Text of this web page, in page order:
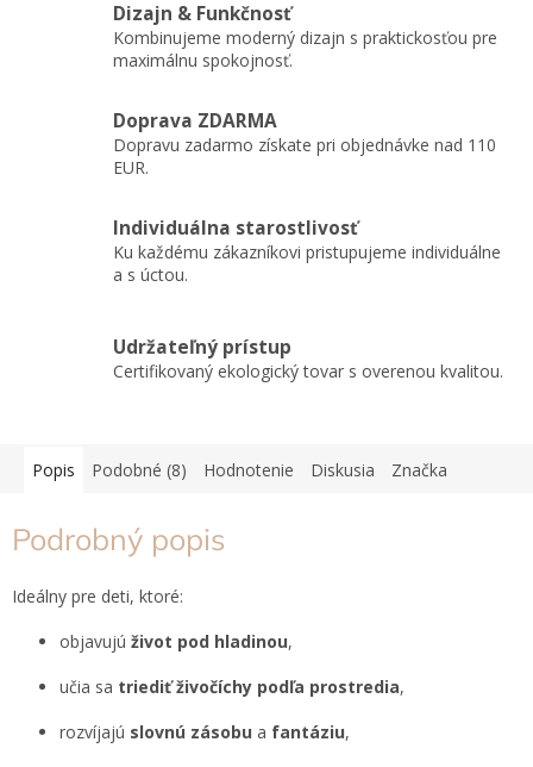
Dizajn & Funkčnosť
Kombinujeme moderný dizajn s praktickosťou pre
maximálnu spokojnosť.
Doprava ZDARMA
Dopravu zadarmo získate pri objednávke nad 110
EUR.
Individuálna starostlivosť
Ku každému zákazníkovi pristupujeme individuálne
a s úctou.
Udržateľný prístup
Certifikovaný ekologický tovar s overenou kvalitou.
Popis Podobné (8) Hodnotenie Diskusia Značka
Podrobný popis
Ideálny pre deti, ktoré:
objavujú život pod hladinou,
učia sa triediť živočíchy podľa prostredia,
rozvíjajú slovnú zásobu a fantáziu,